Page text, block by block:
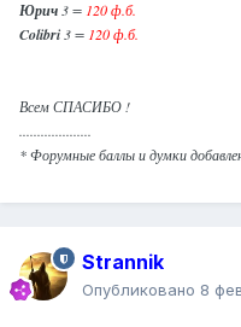
Юрич3 = 120 ф.б.
Colibri3 = 120 ф.б.
Всем СПАСИБО !
....................
* Форумные баллы и думки
Strannik
Опубликовано 8